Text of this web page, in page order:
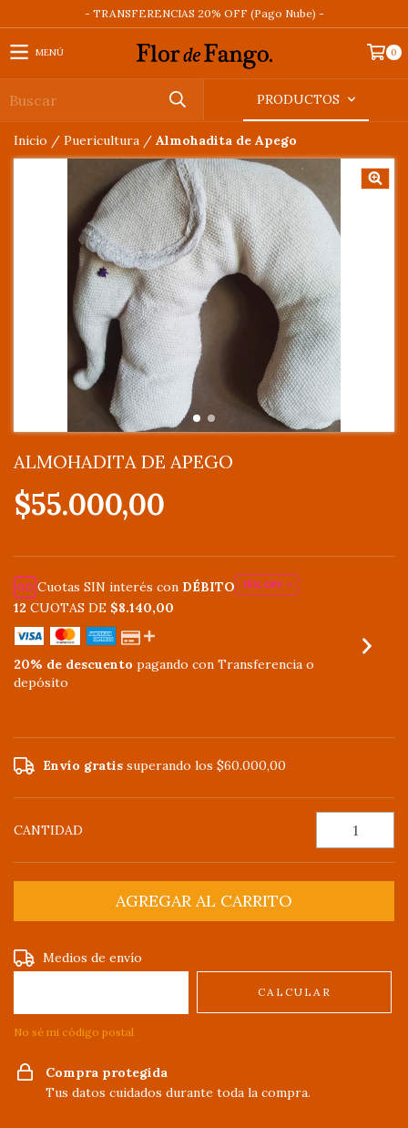
- TRANSFERENCIAS 20% OFF (Pago Nube) -
MENÚ 0
PRODUCTOS
Inicio / Puericultura / Almohadita de Apego
ALMOHADITA DE APEGO
$55.000,00
Cuotas SIN interés con DÉBITO
12 CUOTAS DE $8.140,00
20% de descuento pagando con Transferencia o
depósito
Envío gratis superando los$60.000,00
CANTIDAD
Entregas para el CP:
Medios de envío
CALCULAR
No sé mi código postal
Compra protegida
Tus datos cuidados durante toda la compra.